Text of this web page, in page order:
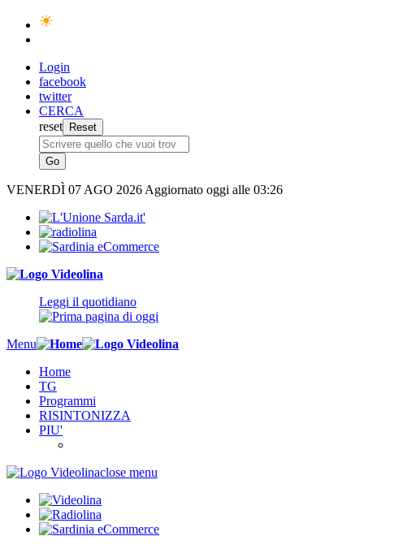
Login
facebook
twitter
CERCA
reset
VENERDÌ 07 AGO 2026 Aggiornato oggi alle 03:26
Leggi il quotidiano
Menu
Home
TG
Programmi
RISINTONIZZA
PIU'
close menu